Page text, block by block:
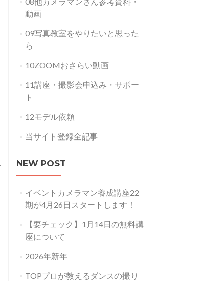
動画
09写真教室をやりたいと思った
ら
10ZOOMおさらい動画
11講座・撮影会申込み・サポー
ト
12モデル依頼
当サイト登録全記事
NEW POST
イベントカメラマン養成講座22
期が4月26日スタートします！
【要チェック】1月14日の無料講
座について
2026年新年
TOPプロが教えるダンスの撮り